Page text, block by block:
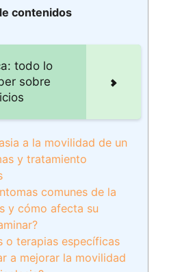
contenidos
todo lo
sobre
a la movilidad de un
y tratamiento
comunes de la
y cómo afecta su
o terapias específicas
a mejorar la movilidad